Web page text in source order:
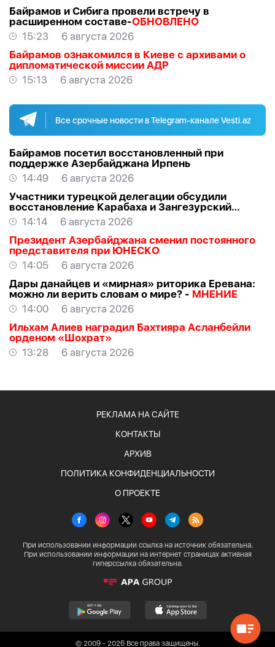
Байрамов и Сибига провели встречу в
расширенном составе-ОБНОВЛЕНО
15:23
6 августа 2026
Байрамов ознакомился в Киеве с архивами о
дипломатической миссии АДР
15:13
6 августа 2026
Все срочные новости в Telegram-канале Vesti.az
Байрамов посетил восстановленный при
поддержке Азербайджана Ирпень
14:49
6 августа 2026
Участники турецкой делегации обсудили
восстановление Карабаха и Зангезурский
коридор
14:14
6 августа 2026
Президент Азербайджана сменил постоянного
представителя при ЮНЕСКО
14:05
6 августа 2026
Дары данайцев и «мирная» риторика Еревана:
можно ли верить словам о мире? - МНЕНИЕ
14:00
6 августа 2026
Ильхам Алиев наградил Бахтияра Асланбейли
орденом «Шохрат»
13:28
6 августа 2026
РЕКЛАМА НА САЙТЕ
КОНТАКТЫ
АРХИВ
ПОЛИТИКА КОНФИДЕНЦИАЛЬНОСТИ
О ПРОЕКТЕ
При использовании информации ссылка на источник обязательна.
При использовании информации на интернет страницах активная
гиперссылка обязательна.
© 2009 - 2026 Все права защищены.